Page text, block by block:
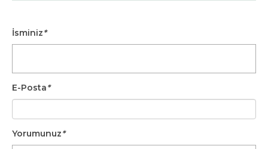
İsminiz*
E-Posta*
Yorumunuz*